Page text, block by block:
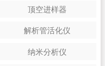
顶空进样器
解析管活化仪
纳米分析仪